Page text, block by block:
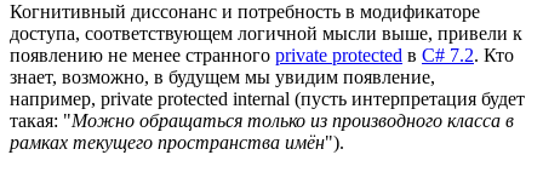
Когнитивный диссонанс и потребность в модификаторе
доступа, соответствующем логичной мысли выше, привели к
появлению не менее странного private protected в C# 7.2. Кто
знает, возможно, в будущем мы увидим появление,
например, private protected internal (пусть интерпретация будет
такая: "Можно обращаться только из производного класса в
рамках текущего пространства имён").